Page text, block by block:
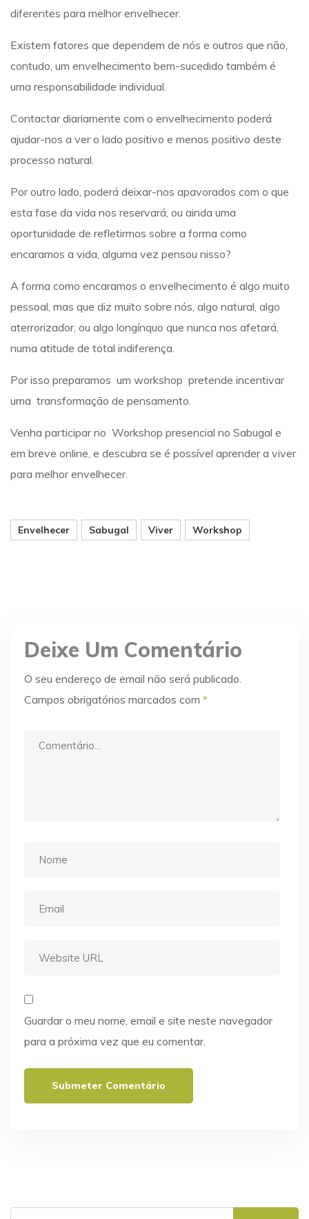
diferentes para melhor envelhecer.
Existem fatores que dependem de nós e outros que não,
contudo, um envelhecimento bem-sucedido também é
uma responsabilidade individual.
Contactar diariamente com o envelhecimento poderá
ajudar-nos a ver o lado positivo e menos positivo deste
processo natural.
Por outro lado, poderá deixar-nos apavorados com o que
esta fase da vida nos reservará, ou ainda uma
oportunidade de refletirmos sobre a forma como
encaramos a vida, alguma vez pensou nisso?
A forma como encaramos o envelhecimento é algo muito
pessoal, mas que diz muito sobre nós, algo natural, algo
aterrorizador, ou algo longínquo que nunca nos afetará,
numa atitude de total indiferença.
Por isso preparamos um workshop pretende incentivar
uma transformação de pensamento.
Venha participar no Workshop presencial no Sabugal e
em breve online, e descubra se é possível aprender a viver
para melhor envelhecer.
Envelhecer Sabugal Viver Workshop
Deixe Um Comentário
O seu endereço de email não será publicado.
Campos obrigatórios marcados com *
Guardar o meu nome, email e site neste navegador
para a próxima vez que eu comentar.